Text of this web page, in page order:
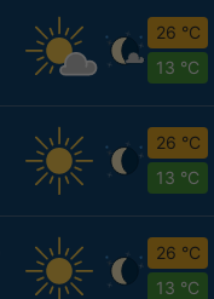
26 °C
13 °C
26 °C
13 °C
26 °C
13 °C